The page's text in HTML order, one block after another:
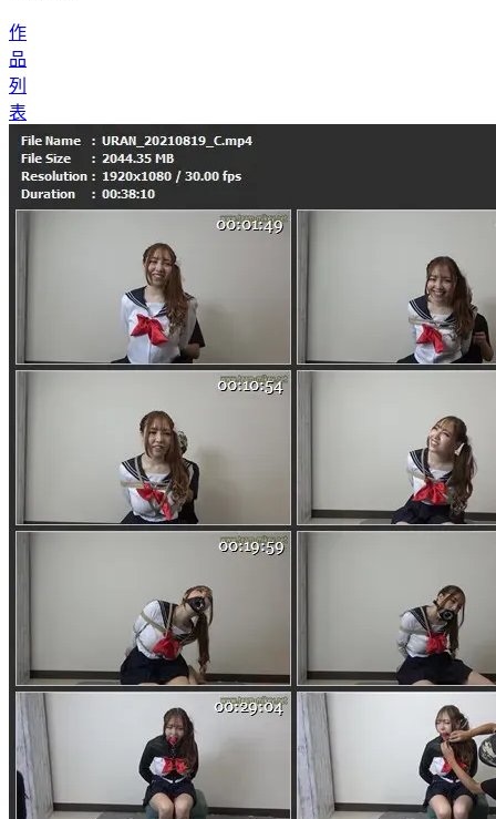
作
品
列
表